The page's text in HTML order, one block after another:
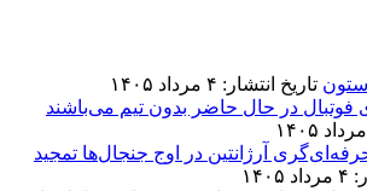
تاریخ انتشار: ۴ مرداد ۱۴۰۵
فوتبال در حال حاضر بدون تیم می‌باشند
آرژانتین در اوج جنجال‌ها تمجید